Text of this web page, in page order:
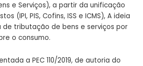
e Serviços), a partir da unificação
(IPI, PIS, Cofins, ISS e ICMS), A ideia
de tributação de bens e serviços por
o consumo.
a PEC 110/2019, de autoria do